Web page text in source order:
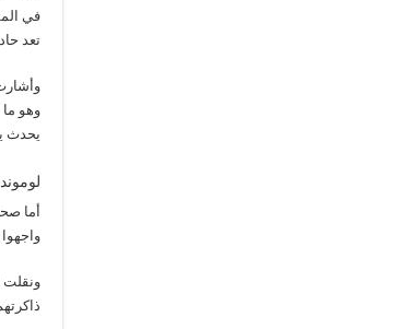
تعد
وهو
يحدث
أما
واجهوا
ونقلت